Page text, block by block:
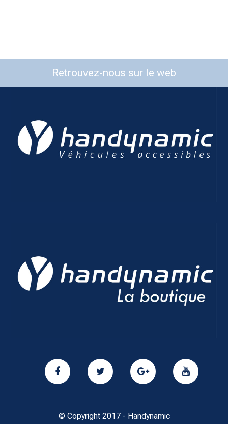
Retrouvez-nous sur le web
© Copyright 2017 - Handynamic